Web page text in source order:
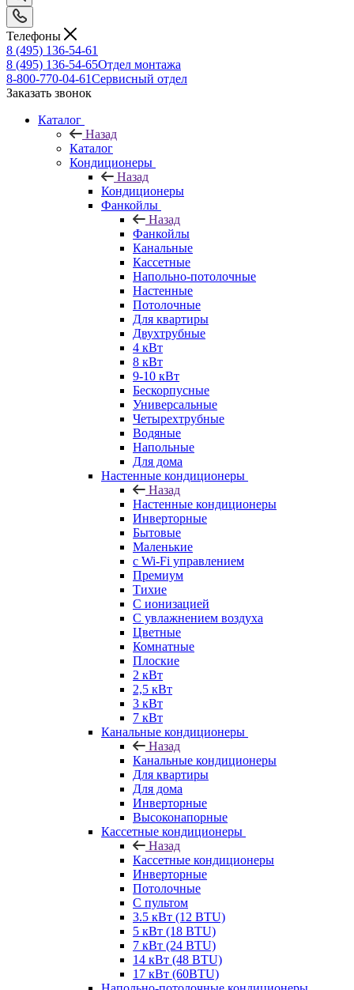
Телефоны
8 (495) 136-54-61
8 (495) 136-54-65Отдел монтажа
8-800-770-04-61Сервисный отдел
Заказать звонок
Каталог
Назад
Каталог
Кондиционеры
Назад
Кондиционеры
Фанкойлы
Назад
Фанкойлы
Канальные
Кассетные
Напольно-потолочные
Настенные
Потолочные
Для квартиры
Двухтрубные
4 кВт
8 кВт
9-10 кВт
Бескорпусные
Универсальные
Четырехтрубные
Водяные
Напольные
Для дома
Настенные кондиционеры
Назад
Настенные кондиционеры
Инверторные
Бытовые
Маленькие
с Wi-Fi управлением
Премиум
Тихие
С ионизацией
С увлажнением воздуха
Цветные
Комнатные
Плоские
2 кВт
2,5 кВт
3 кВт
7 кВт
Канальные кондиционеры
Назад
Канальные кондиционеры
Для квартиры
Для дома
Инверторные
Высоконапорные
Кассетные кондиционеры
Назад
Кассетные кондиционеры
Инверторные
Потолочные
С пультом
3.5 кВт (12 BTU)
5 кВт (18 BTU)
7 кВт (24 BTU)
14 кВт (48 BTU)
17 кВт (60BTU)